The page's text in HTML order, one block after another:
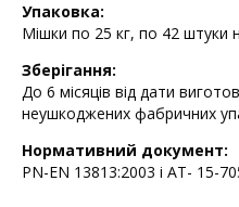
Упаковка:
Мішки по 25 кг, по 42 штуки
Зберігання:
До 6 місяців від дати
неушкоджених фабричних
Нормативний документ:
PN-EN 13813:2003 і АТ- 15-